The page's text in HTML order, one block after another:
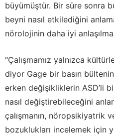
büyümüştür. Bir süre sonra
beyni nasıl etkilediğini
nörolojinin daha iyi
“Çalışmamız yalnızca
diyor Gage bir basın
erken değişikliklerin ASD’li
nasıl değiştirebileceğini
çalışmanın, nöropsikiyatrik
bozuklukları incelemek için